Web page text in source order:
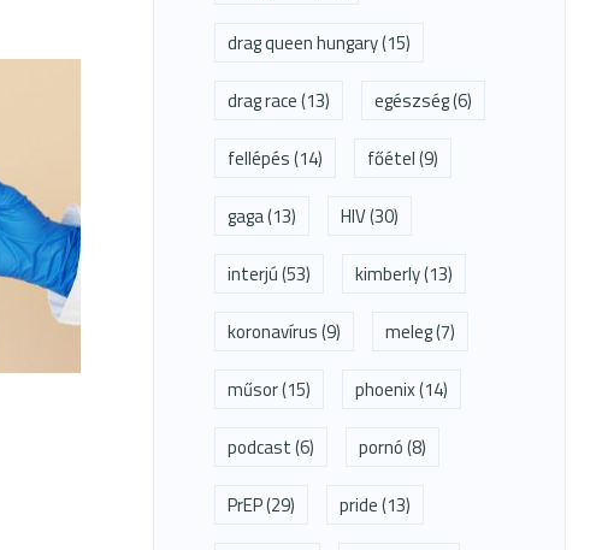
drag queen hungary(15)
drag race(13) egészség(6)
fellépés(14) főétel(9)
gaga(13) HIV(30)
interjú(53) kimberly(13)
koronavírus(9) meleg(7)
műsor(15) phoenix(14)
podcast(6) pornó(8)
PrEP(29) pride(13)